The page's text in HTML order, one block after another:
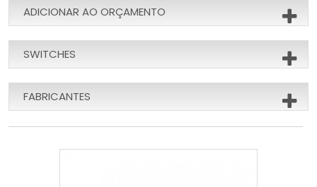
ADICIONAR AO ORÇAMENTO
SWITCHES
FABRICANTES